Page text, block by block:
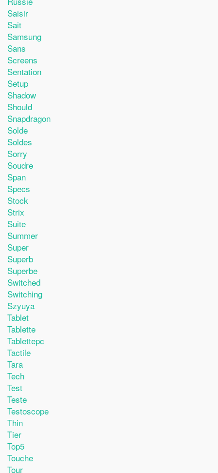
Saisir
Sait
Samsung
Sans
Screens
Sentation
Setup
Shadow
Should
Snapdragon
Solde
Soldes
Sorry
Soudre
Span
Specs
Stock
Strix
Suite
Summer
Super
Superb
Superbe
Switched
Switching
Szyuya
Tablet
Tablette
Tablettepc
Tactile
Tara
Tech
Test
Teste
Testoscope
Thin
Tier
Top5
Touche
Tour